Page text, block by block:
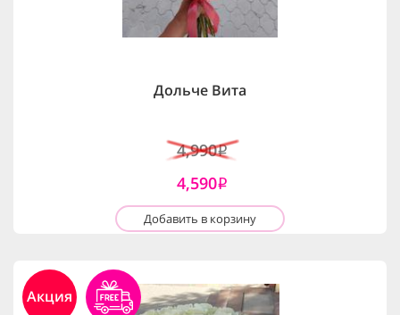
Дольче Вита
4,990i
4,590i
Добавить в корзину
Акция